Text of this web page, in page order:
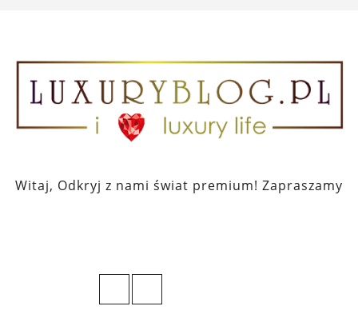
Witaj, Odkryj z nami świat premium! Zapraszamy